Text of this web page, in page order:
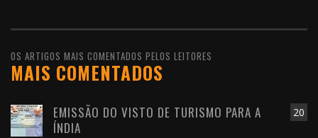
OS ARTIGOS MAIS COMENTADOS PELOS LEITORES
MAIS COMENTADOS
20
EMISSÃO DO VISTO DE TURISMO PARA A
ÍNDIA